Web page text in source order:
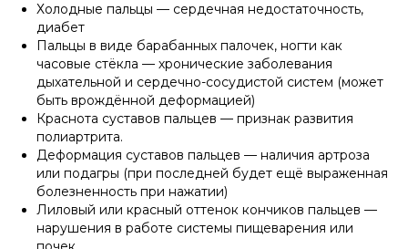
Холодные пальцы — сердечная недостаточность,
диабет
Пальцы в виде барабанных палочек, ногти как
часовые стёкла — хронические заболевания
дыхательной и сердечно-сосудистой систем (может
быть врождённой деформацией)
Краснота суставов пальцев — признак развития
полиартрита.
Деформация суставов пальцев — наличия артроза
или подагры (при последней будет ещё выраженная
болезненность при нажатии)
Лиловый или красный оттенок кончиков пальцев —
нарушения в работе системы пищеварения или